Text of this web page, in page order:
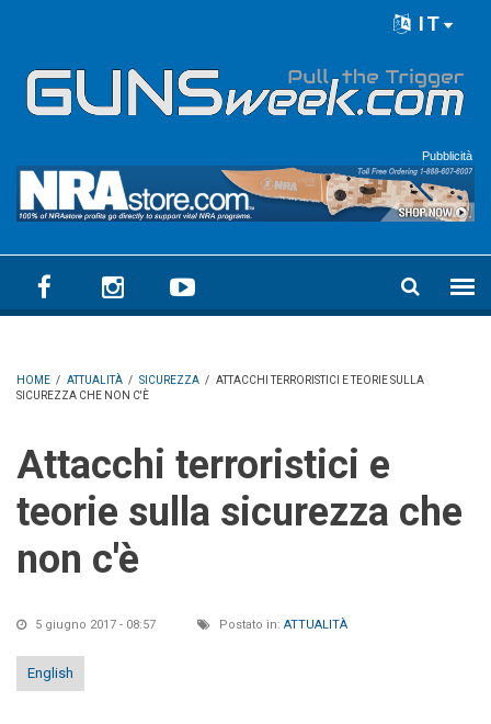
IT
Pubblicità
HOME / ATTUALITÀ / SICUREZZA / ATTACCHI TERRORISTICI E TEORIE SULLA
SICUREZZA CHE NON C'È
Attacchi terroristici e
teorie sulla sicurezza che
non c'è
5 giugno 2017 - 08:57 Postato in: ATTUALITÀ
English